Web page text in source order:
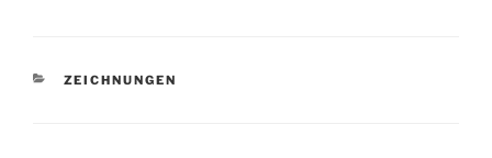
KATEGORIEN
ZEICHNUNGEN